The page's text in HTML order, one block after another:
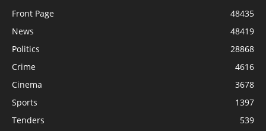
Front Page
48435
News
48419
Politics
28868
Crime
4616
Cinema
3678
Sports
1397
Tenders
539